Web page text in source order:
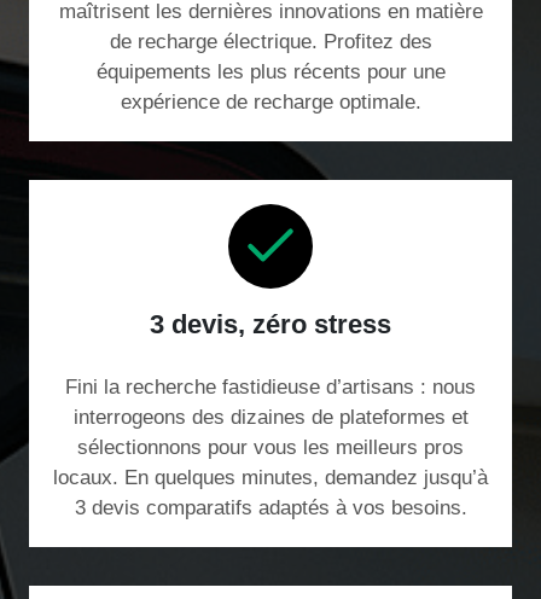
maîtrisent les dernières innovations en matière
de recharge électrique. Profitez des
équipements les plus récents pour une
expérience de recharge optimale.
3 devis, zéro stress
Fini la recherche fastidieuse d’artisans : nous
interrogeons des dizaines de plateformes et
sélectionnons pour vous les meilleurs pros
locaux. En quelques minutes, demandez jusqu’à
3 devis comparatifs adaptés à vos besoins.